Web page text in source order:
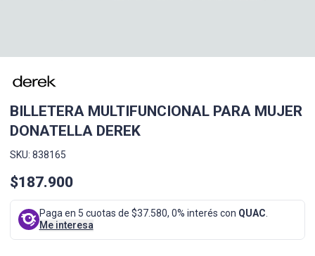
BILLETERA MULTIFUNCIONAL PARA MUJER
DONATELLA DEREK
SKU: 838165
$187.900
Paga en 5 cuotas de $37.580, 0% interés con QUAC
Me interesa